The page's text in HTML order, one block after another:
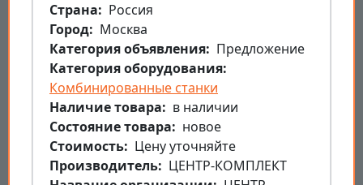
Страна
Россия
Город
Москва
Категория объявления
Предложение
Категория оборудования
Комбинированные станки
Наличие товара
в наличии
Состояние товара
новое
Стоимость
Цену уточняйте
Производитель
ЦЕНТР-КОМПЛЕКТ